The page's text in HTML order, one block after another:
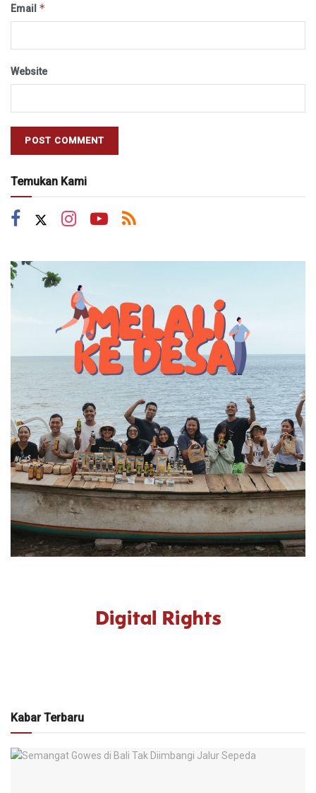
Email *
Website
Temukan Kami
Kabar Terbaru